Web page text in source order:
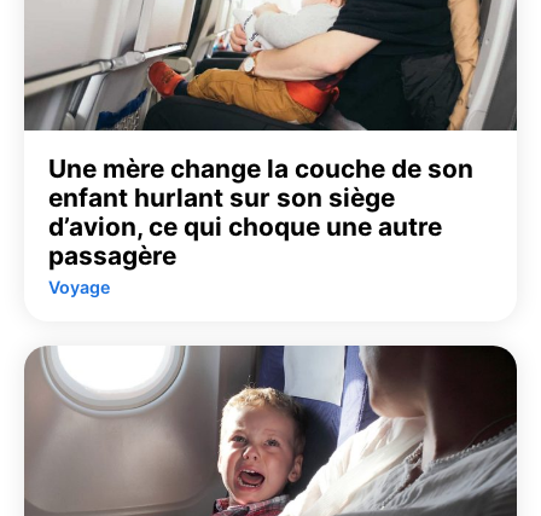
Une mère change la couche de son
enfant hurlant sur son siège
d’avion, ce qui choque une autre
passagère
Voyage